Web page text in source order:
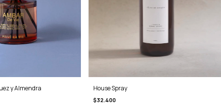
y Almendra House Spray
$32.400